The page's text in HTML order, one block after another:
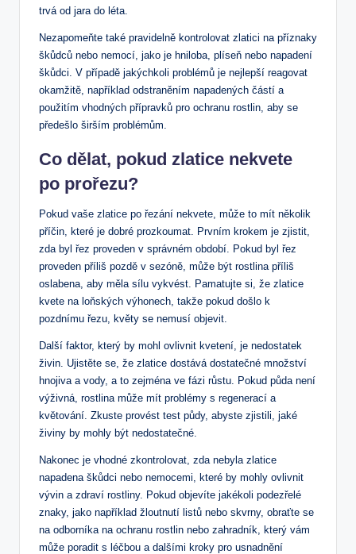
trvá od jara do léta.
Nezapomeňte také pravidelně kontrolovat zlatici na příznaky
škůdců nebo nemocí, jako je hniloba, plíseň nebo napadení
škůdci. V případě jakýchkoli problémů je nejlepší reagovat
okamžitě, například odstraněním napadených částí a
použitím vhodných přípravků pro ochranu rostlin, aby se
předešlo širším problémům.
Co dělat, pokud zlatice nekvete
po prořezu?
Pokud vaše zlatice po řezání nekvete, může to mít několik
příčin, které je dobré prozkoumat. Prvním krokem je zjistit,
zda byl řez proveden v správném období. Pokud byl řez
proveden příliš pozdě v sezóně, může být rostlina příliš
oslabena, aby měla sílu vykvést. Pamatujte si, že zlatice
kvete na loňských výhonech, takže pokud došlo k
pozdnímu řezu, květy se nemusí objevit.
Další faktor, který by mohl ovlivnit kvetení, je nedostatek
živin. Ujistěte se, že zlatice dostává dostatečné množství
hnojiva a vody, a to zejména ve fázi růstu. Pokud půda není
výživná, rostlina může mít problémy s regenerací a
květování. Zkuste provést test půdy, abyste zjistili, jaké
živiny by mohly být nedostatečné.
Nakonec je vhodné zkontrolovat, zda nebyla zlatice
napadena škůdci nebo nemocemi, které by mohly ovlivnit
vývin a zdraví rostliny. Pokud objevíte jakékoli podezřelé
znaky, jako například žloutnutí listů nebo skvrny, obraťte se
na odborníka na ochranu rostlin nebo zahradník, který vám
může poradit s léčbou a dalšími kroky pro usnadnění